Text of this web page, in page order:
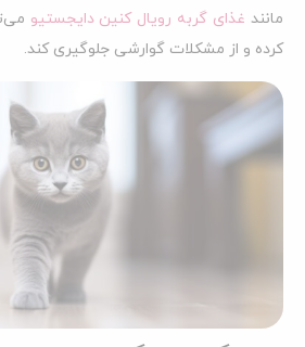
مانند غذای گربه رویال کنین دایجستیو
کرده و از مشکلات گوارشی جلوگیری کند.